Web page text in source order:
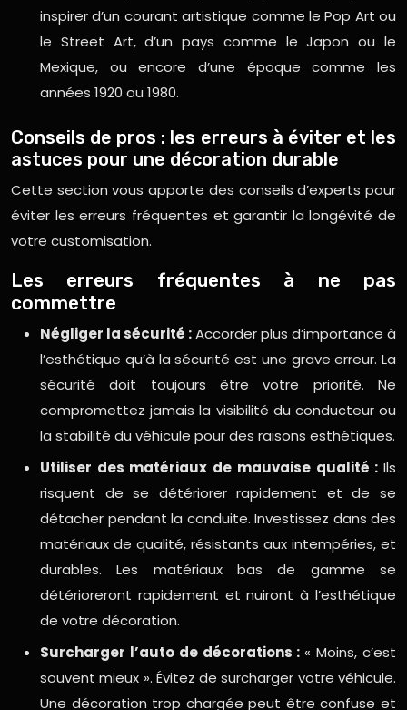
inspirer d’un courant artistique comme le Pop Art ou
le Street Art, d’un pays comme le Japon ou le
Mexique, ou encore d’une époque comme les
années 1920 ou 1980.
Conseils de pros : les erreurs à éviter et les
astuces pour une décoration durable
Cette section vous apporte des conseils d’experts pour
éviter les erreurs fréquentes et garantir la longévité de
votre customisation.
Les erreurs fréquentes à ne pas
commettre
Négliger la sécurité :Accorder plus d’importance à
l’esthétique qu’à la sécurité est une grave erreur. La
sécurité doit toujours être votre priorité. Ne
compromettez jamais la visibilité du conducteur ou
la stabilité du véhicule pour des raisons esthétiques.
Utiliser des matériaux de mauvaise qualité : Ils
risquent de se détériorer rapidement et de se
détacher pendant la conduite. Investissez dans des
matériaux de qualité, résistants aux intempéries, et
durables. Les matériaux bas de gamme se
détérioreront rapidement et nuiront à l’esthétique
de votre décoration.
Surcharger l’auto de décorations :« Moins, c’est
souvent mieux ». Évitez de surcharger votre véhicule.
Une décoration trop chargée peut être confuse et